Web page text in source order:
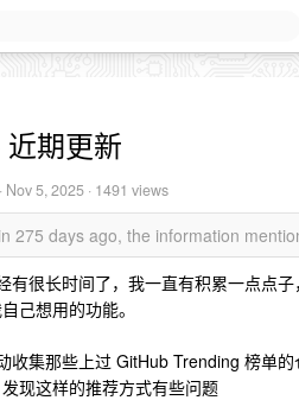
近期更新
· Nov 5, 2025 · 1491 views
275 days ago, the information
有很长时间了，我一直有积累一点点
己想用的功能。
收集那些上过 GitHub Trending 榜单
现这样的推荐方式有些问题